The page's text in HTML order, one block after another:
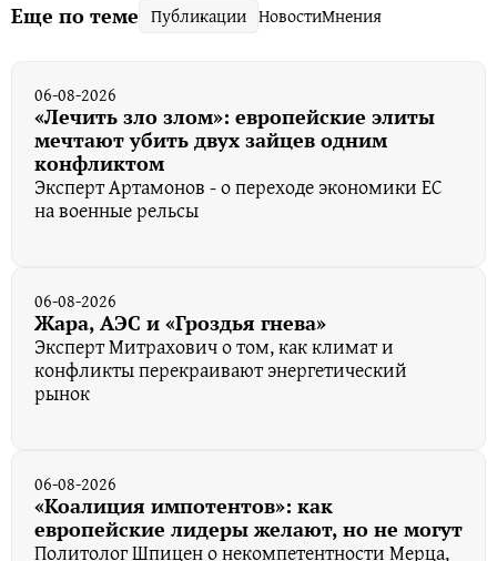
Еще по теме Публикации НовостиМнения
06-08-2026
«Лечить зло злом»: европейские элиты
мечтают убить двух зайцев одним
конфликтом
Эксперт Артамонов - о переходе экономики ЕС
на военные рельсы
06-08-2026
Жара, АЭС и «Гроздья гнева»
Эксперт Митрахович о том, как климат и
конфликты перекраивают энергетический
рынок
06-08-2026
«Коалиция импотентов»: как
европейские лидеры желают, но не могут
Политолог Шпицен о некомпетентности Мерца,